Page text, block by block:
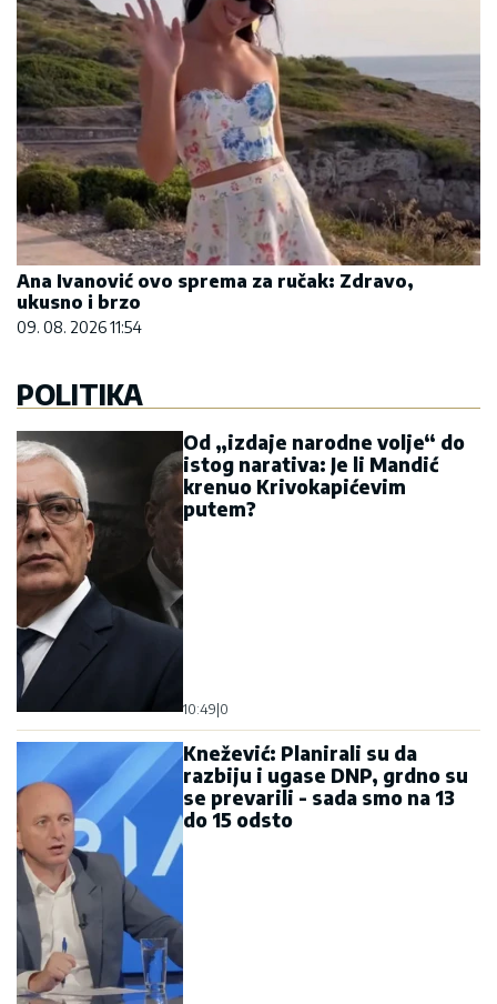
Ana Ivanović ovo sprema za ručak: Zdravo,
ukusno i brzo
09. 08. 2026 11:54
POLITIKA
Od „izdaje narodne volje“ do
istog narativa: Je li Mandić
krenuo Krivokapićevim
putem?
10:49 0
Knežević: Planirali su da
razbiju i ugase DNP, grdno su
se prevarili - sada smo na 13
do 15 odsto